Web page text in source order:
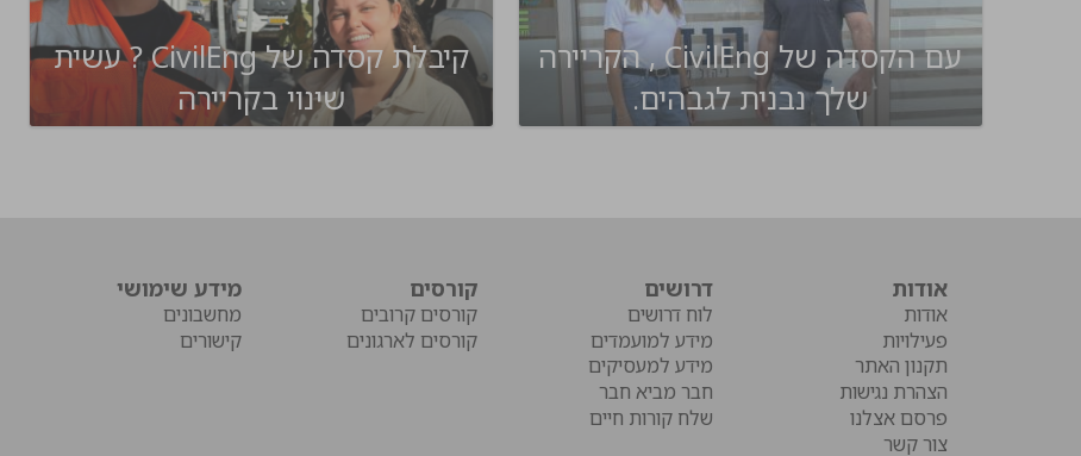
עם הקסדה של CivilEng , הקריירה
שלך נבנית לגבהים.
קיבלת קסדה של CivilEng ? עשית
שינוי בקריירה
אודות
אודות
פעילויות
תקנון האתר
הצהרת נגישות
פרסם אצלנו
צור קשר
דרושים
לוח דרושים
מידע למועמדים
מידע למעסיקים
חבר מביא חבר
שלח קורות חיים
קורסים
קורסים קרובים
קורסים לארגונים
מידע שימושי
מחשבונים
קישורים